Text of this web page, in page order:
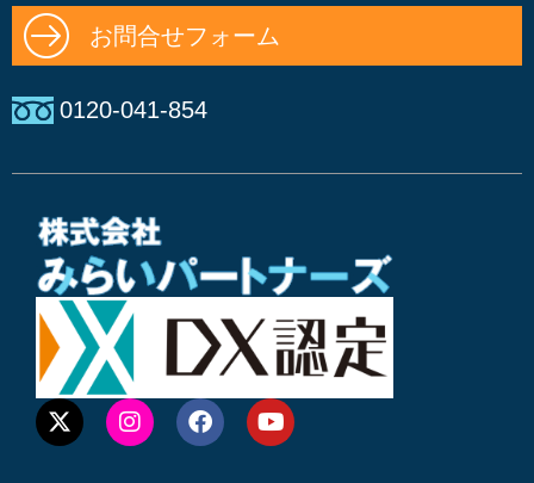
お問合せフォーム
0120-041-854